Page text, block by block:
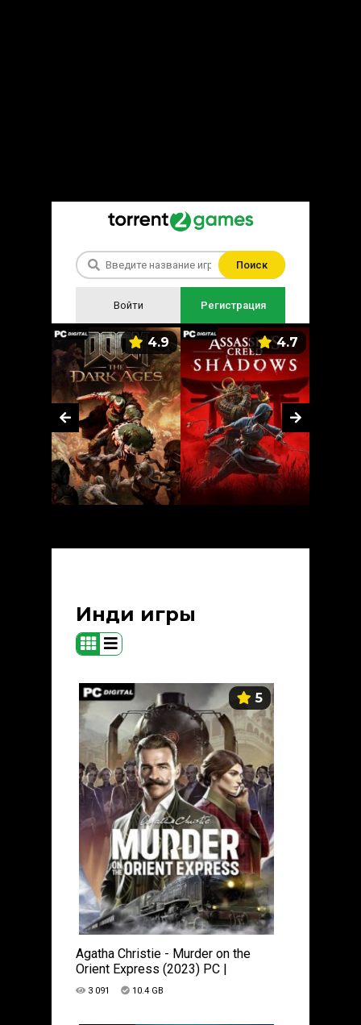
Поиск
Войти Регистрация
4.9 4.7
Инди игры
5
Agatha Christie - Murder on the
Orient Express (2023) PC |
Лицензия
3 091 10.4 GB